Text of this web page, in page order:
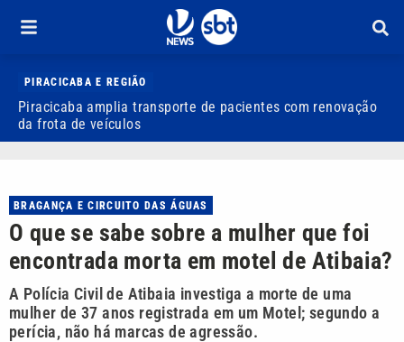
PIRACICABA E REGIÃO
Piracicaba amplia transporte de pacientes com renovação
da frota de veículos
BRAGANÇA E CIRCUITO DAS ÁGUAS
O que se sabe sobre a mulher que foi
encontrada morta em motel de Atibaia?
A Polícia Civil de Atibaia investiga a morte de uma
mulher de 37 anos registrada em um Motel; segundo a
perícia, não há marcas de agressão.